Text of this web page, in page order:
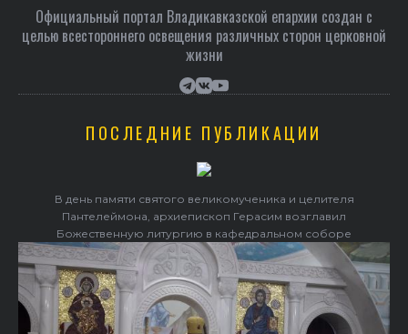
Официальный портал Владикавказской епархии создан c
целью всестороннего освещения различных сторон церковной
жизни
ПОСЛЕДНИЕ ПУБЛИКАЦИИ
В день памяти святого великомученика и целителя
Пантелеймона, архиепископ Герасим возглавил
Божественную литургию в кафедральном соборе